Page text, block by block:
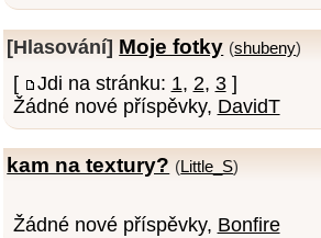
[Hlasování] Moje fotky (shubeny)
[ Jdi na stránku: 1, 2, 3]
Žádné nové příspěvky, DavidT
kam na textury? (Little_S)
Žádné nové příspěvky, Bonfire